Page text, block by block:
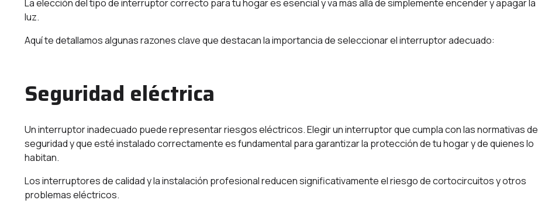
La elección del tipo de interruptor correcto para tu hogar es esencial y va más allá de simplemente encender y apagar la
luz.
Aquí te detallamos algunas razones clave que destacan la importancia de seleccionar el interruptor adecuado:
Seguridad eléctrica
Un interruptor inadecuado puede representar riesgos eléctricos. Elegir un interruptor que cumpla con las normativas de
seguridad y que esté instalado correctamente es fundamental para garantizar la protección de tu hogar y de quienes lo
habitan.
Los interruptores de calidad y la instalación profesional reducen significativamente el riesgo de cortocircuitos y otros
problemas eléctricos.